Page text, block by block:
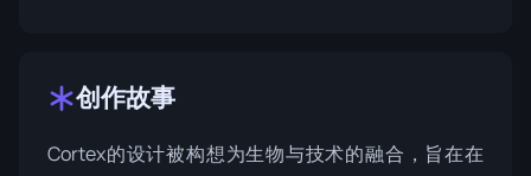
创作故事
Cortex的设计被构想为生物与技术的融合，旨在在